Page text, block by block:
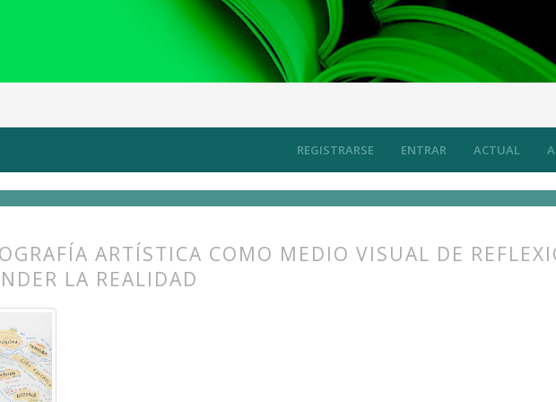
ACTUAL
REGISTRARSE ENTRAR
los territorios del arte contemporáneo Artículos
ARTÍSTICA COMO MEDIO VISUAL DE
LA REALIDAD